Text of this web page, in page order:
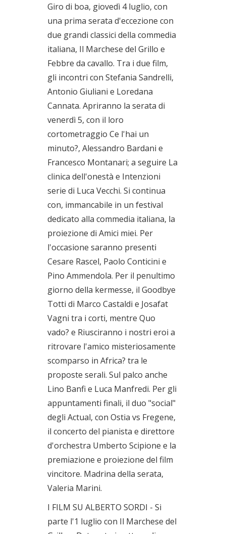
Giro di boa, giovedì 4 luglio, con
una prima serata d'eccezione con
due grandi classici della commedia
italiana, Il Marchese del Grillo e
Febbre da cavallo. Tra i due film,
gli incontri con Stefania Sandrelli,
Antonio Giuliani e Loredana
Cannata. Apriranno la serata di
venerdì 5, con il loro
cortometraggio Ce l'hai un
minuto?, Alessandro Bardani e
Francesco Montanari; a seguire La
clinica dell'onestà e Intenzioni
serie di Luca Vecchi. Si continua
con, immancabile in un festival
dedicato alla commedia italiana, la
proiezione di Amici miei. Per
l'occasione saranno presenti
Cesare Rascel, Paolo Conticini e
Pino Ammendola. Per il penultimo
giorno della kermesse, il Goodbye
Totti di Marco Castaldi e Josafat
Vagni tra i corti, mentre Quo
vado? e Riusciranno i nostri eroi a
ritrovare l'amico misteriosamente
scomparso in Africa? tra le
proposte serali. Sul palco anche
Lino Banfi e Luca Manfredi. Per gli
appuntamenti finali, il duo "social"
degli Actual, con Ostia vs Fregene,
il concerto del pianista e direttore
d'orchestra Umberto Scipione e la
premiazione e proiezione del film
vincitore. Madrina della serata,
Valeria Marini.
I FILM SU ALBERTO SORDI - Si
parte l'1 luglio con Il Marchese del